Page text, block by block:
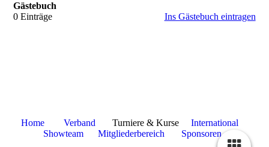
Gästebuch
0 Einträge
Ins Gästebuch eintragen
Home Verband Turniere & Kurse International
Showteam
Mitgliederbereich Sponsoren